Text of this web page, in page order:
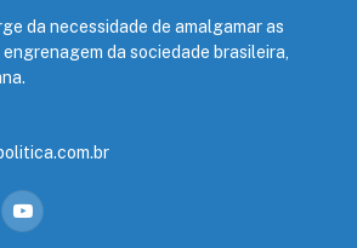
da necessidade de amalgamar as
da sociedade brasileira,
YouTube